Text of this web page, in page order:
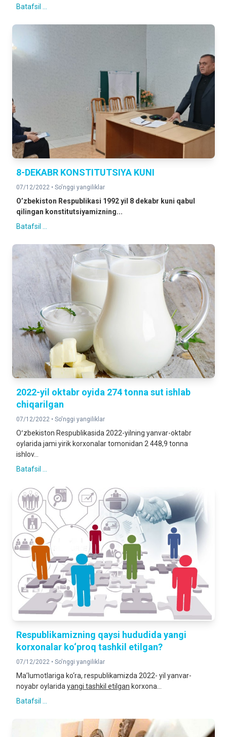
Batafsil ...
8-DEKABR KONSTITUTSIYA KUNI
07/12/2022 • So'nggi yangiliklar
O’zbekiston Respublikasi 1992 yil 8 dekabr kuni qabul
qilingan konstitutsiyamizning...
Batafsil ...
2022-yil oktabr oyida 274 tonna sut ishlab
chiqarilgan
07/12/2022 • So'nggi yangiliklar
Oʻzbekiston Respublikasida 2022-yilning yanvar-oktabr
oylarida jami yirik korxonalar tomonidan 2 448,9 tonna
ishlov...
Batafsil ...
Respublikamizning qaysi hududida yangi
korxonalar ko‘proq tashkil etilgan?
07/12/2022 • So'nggi yangiliklar
Ma’lumotlariga ko‘ra, respublikamizda 2022- yil yanvar-
noyabr oylarida yangi tashkil etilgan korxona...
Batafsil ...